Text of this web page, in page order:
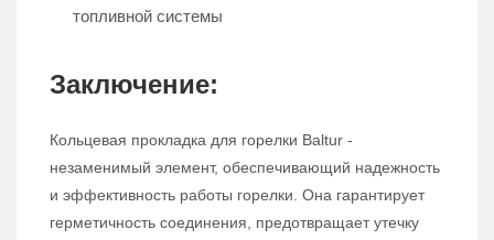
топливной системы
Заключение:
Кольцевая прокладка для горелки Baltur -
незаменимый элемент, обеспечивающий надежность
и эффективность работы горелки. Она гарантирует
герметичность соединения, предотвращает утечку